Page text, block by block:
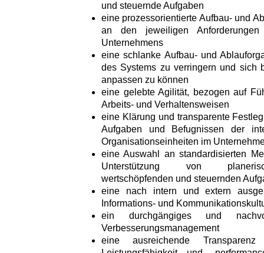
und steuernde Aufgaben
eine prozessorientierte Aufbau- und
an den jeweiligen
Unternehmens
eine schlanke Aufbau- und
des Systems zu verringern und sich
anpassen zu können
eine gelebte Agilität, bezogen auf
Arbeits- und Verhaltensweisen
eine Klärung und transparente
Aufgaben und Befugnissen der
Organisationseinheiten im
eine Auswahl an standardisierten
Unterstützung von
wertschöpfenden und steuernden
eine nach intern und extern
Informations- und
ein durchgängiges und
Verbesserungsmanagement
eine ausreichende